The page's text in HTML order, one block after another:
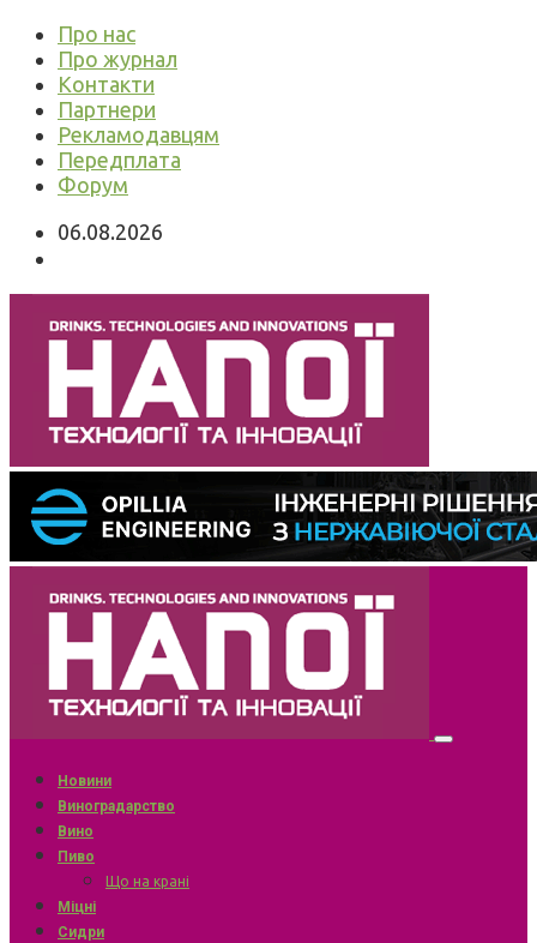
Про нас
Про журнал
Контакти
Партнери
Рекламодавцям
Передплата
Форум
06.08.2026
Новини
Виноградарство
Вино
Пиво
Що на крані
Міцні
Сидри